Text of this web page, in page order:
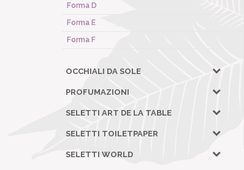
Forma D
Forma E
Forma F
OCCHIALI DA SOLE
PROFUMAZIONI
SELETTI ART DE LA TABLE
SELETTI TOILETPAPER
SELETTI WORLD